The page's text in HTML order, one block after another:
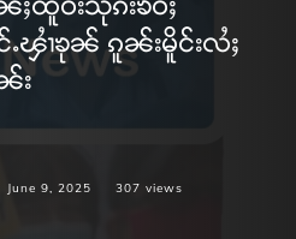
ၾၢႆၶုၼ် ၵူၼ်းမိူင်းလႆႈ
း
June 9, 2025 307 views